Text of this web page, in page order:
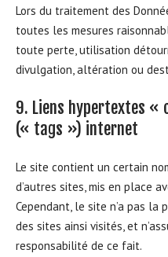
Lors du traitement des
toutes les mesures
toute perte, utilisation
divulgation, altération ou
9. Liens hypertextes «
(« tags ») internet
Le site contient un certain
d’autres sites, mis en place
Cependant, le site n’a pas
des sites ainsi visités, et
responsabilité de ce fait.